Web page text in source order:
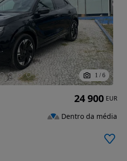
1 / 6
24 900 EUR
Dentro da média